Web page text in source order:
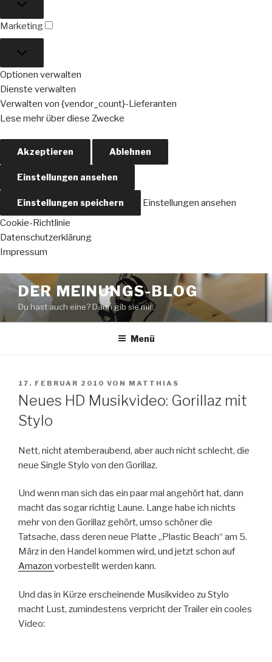
Marketing
Optionen verwalten
Dienste verwalten
Verwalten von {vendor_count}-Lieferanten
Lese mehr über diese Zwecke
Akzeptieren Ablehnen
Einstellungen ansehen
Einstellungen speichern
Einstellungen ansehen
Cookie-Richtlinie
Datenschutzerklärung
Impressum
Zum
Inhalt
springen
DER MEINUNGS-BLOG
Du hast auch eine? Dann gib sie mir..
Menü
VERÖFFENTLICHT
AM
17. FEBRUAR 2010 VON MATTHIAS
Neues HD Musikvideo: Gorillaz mit
Stylo
Nett, nicht atemberaubend, aber auch nicht schlecht, die
neue Single Stylo von den Gorillaz.
Und wenn man sich das ein paar mal angehört hat, dann
macht das sogar richtig Laune. Lange habe ich nichts
mehr von den Gorillaz gehört, umso schöner die
Tatsache, dass deren neue Platte „Plastic Beach“ am 5.
März in den Handel kommen wird, und jetzt schon auf
Amazon vorbestellt werden kann.
Und das in Kürze erscheinende Musikvideo zu Stylo
macht Lust, zumindestens verpricht der Trailer ein cooles
Video: